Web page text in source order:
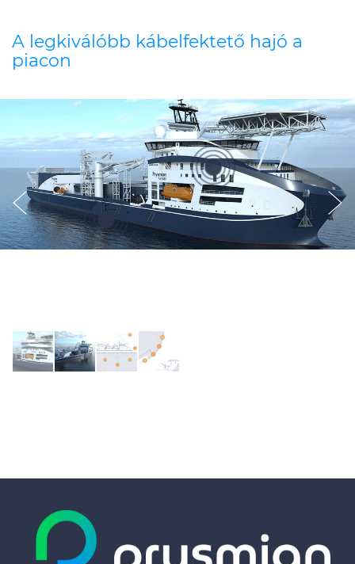
A legkiválóbb kábelfektető hajó a
piacon